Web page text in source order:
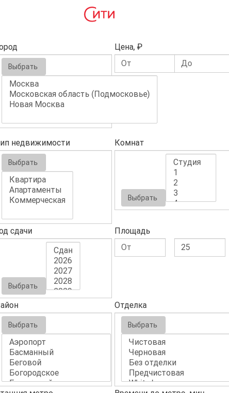
Выбрать
Цена, ₽
недвижимости
Выбрать
Комнат
Выбрать
сдачи
Выбрать
Площадь
Выбрать
Отделка
Выбрать